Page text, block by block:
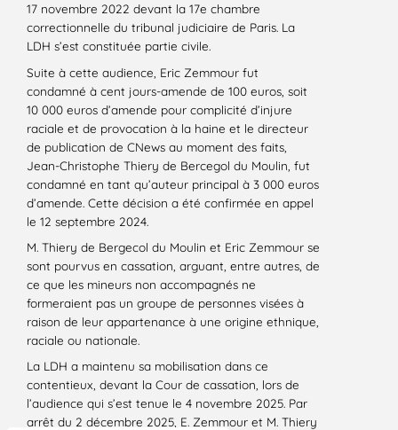
17 novembre 2022 devant la 17e chambre
correctionnelle du tribunal judiciaire de Paris. La
LDH s’est constituée partie civile.
Suite à cette audience, Eric Zemmour fut
condamné à cent jours-amende de 100 euros, soit
10 000 euros d’amende pour complicité d’injure
raciale et de provocation à la haine et le directeur
de publication de CNews au moment des faits,
Jean-Christophe Thiery de Bercegol du Moulin, fut
condamné en tant qu’auteur principal à 3 000 euros
d’amende. Cette décision a été confirmée en appel
le 12 septembre 2024.
M. Thiery de Bergecol du Moulin et Eric Zemmour se
sont pourvus en cassation, arguant, entre autres, de
ce que les mineurs non accompagnés ne
formeraient pas un groupe de personnes visées à
raison de leur appartenance à une origine ethnique,
raciale ou nationale.
La LDH a maintenu sa mobilisation dans ce
contentieux, devant la Cour de cassation, lors de
l’audience qui s’est tenue le 4 novembre 2025. Par
arrêt du 2 décembre 2025, E. Zemmour et M. Thiery